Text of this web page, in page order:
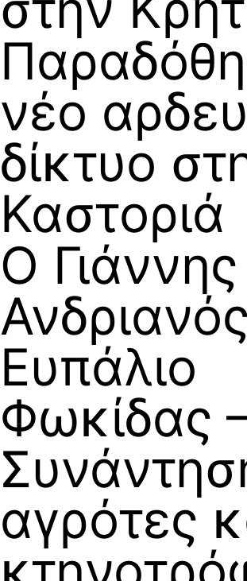
νέο
δίκτυο
Καστοριά
Ο Γιάννης
Ευπάλιο
Φωκίδας
αγρότες